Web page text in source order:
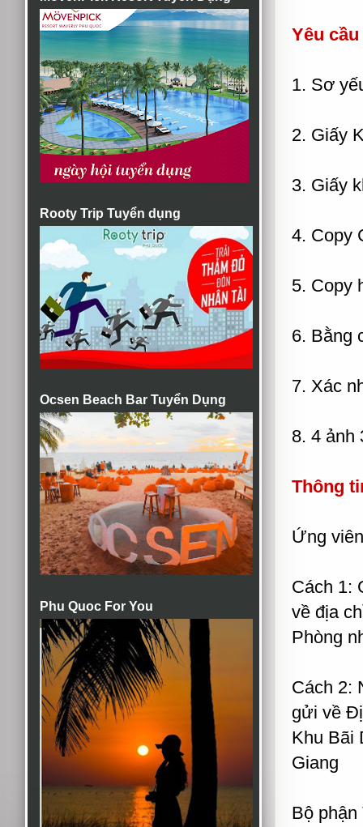
Rooty Trip Tuyển dụng
Ocsen Beach Bar Tuyển Dụng
Phu Quoc For You
Yêu
1. Sơ
2. Giấy
3. Giấy
4. Copy
5. Copy
6. Bằng
7. Xác
8. 4 ảnh
Thông
Ứng
Cách 1:
về địa
Phòng
Cách 2:
gửi về
Khu Bãi
Giang
Bộ phận